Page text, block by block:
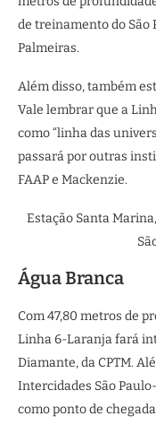
de treinamento do São
Palmeiras.
Além disso, também
Vale lembrar que a
como “linha das
passará por outras
FAAP e Mackenzie.
Estação Santa
Água Branca
Com 47,80 metros de
Linha 6-Laranja fará
Diamante, da CPTM.
Intercidades São
como ponto de